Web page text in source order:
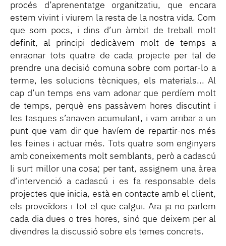
procés d’aprenentatge organitzatiu, que encara
estem vivint i viurem la resta de la nostra vida. Com
que som pocs, i dins d’un àmbit de treball molt
definit, al principi dedicàvem molt de temps a
enraonar tots quatre de cada projecte per tal de
prendre una decisió comuna sobre com portar-lo a
terme, les solucions tècniques, els materials... Al
cap d’un temps ens vam adonar que perdíem molt
de temps, perquè ens passàvem hores discutint i
les tasques s’anaven acumulant, i vam arribar a un
punt que vam dir que havíem de repartir-nos més
les feines i actuar més. Tots quatre som enginyers
amb coneixements molt semblants, però a cadascú
li surt millor una cosa; per tant, assignem una àrea
d’intervenció a cadascú i es fa responsable dels
projectes que inicia, està en contacte amb el client,
els proveïdors i tot el que calgui. Ara ja no parlem
cada dia dues o tres hores, sinó que deixem per al
divendres la discussió sobre els temes concrets.